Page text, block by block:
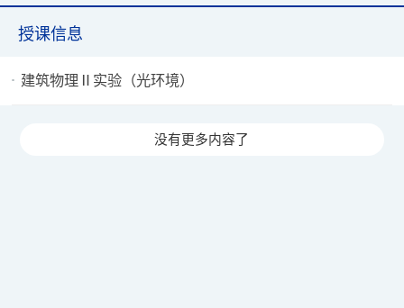
授课信息
建筑物理Ⅱ实验（光环境）
没有更多内容了